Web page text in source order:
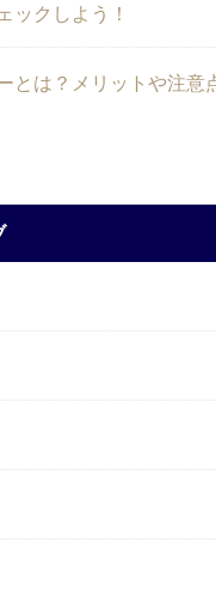
ックしよう！
とは？メリットや注意